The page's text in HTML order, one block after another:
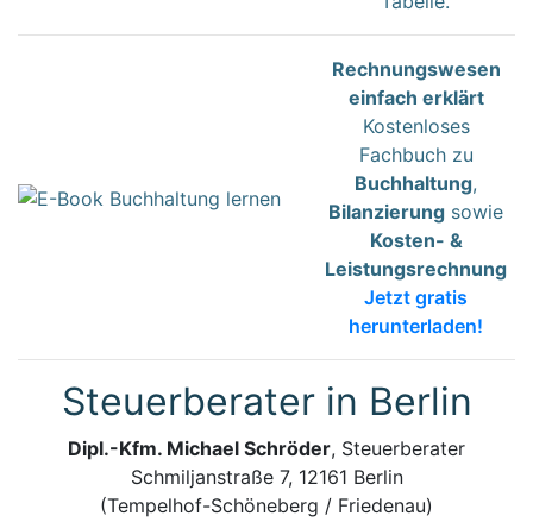
Rechnungswesen
einfach erklärt
Kostenloses
Fachbuch zu
Buchhaltung,
Bilanzierung sowie
Kosten- &
Leistungsrechnung
Jetzt gratis
herunterladen!
Steuerberater in Berlin
Dipl.-Kfm. Michael Schröder, Steuerberater
Schmiljanstraße 7, 12161 Berlin
(Tempelhof-Schöneberg / Friedenau)